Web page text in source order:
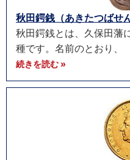
秋田鍔銭（あきたつばせ
秋田鍔銭とは、久保田藩
種です。名前のとおり、
続きを読む »